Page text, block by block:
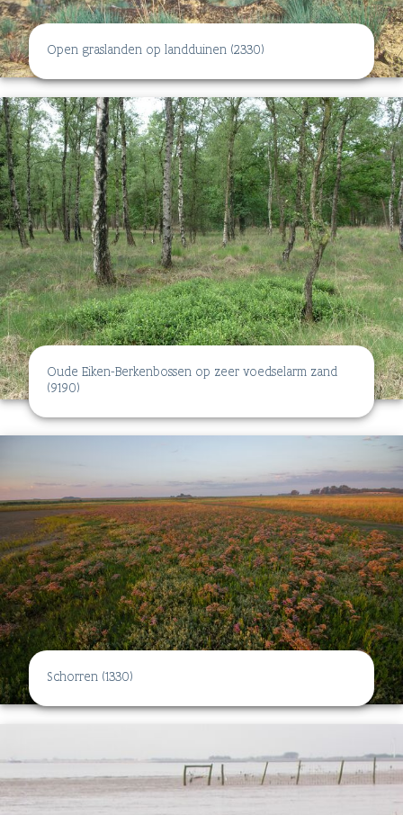
Open graslanden op landduinen (2330)
Oude Eiken-Berkenbossen op zeer voedselarm zand
(9190)
Schorren (1330)